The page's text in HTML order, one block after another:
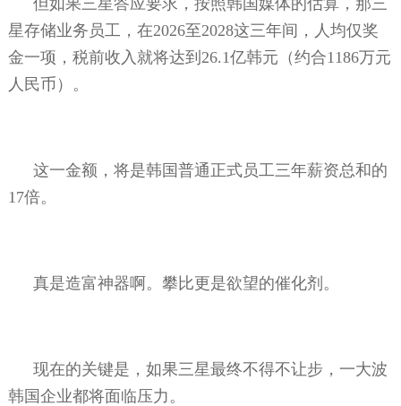
星存储业务员工，在2026至2028这三年间，人均仅奖
金一项，税前收入就将达到 26.1亿韩元（约合1186万元
人民币）。
这一金额，将是韩国普通正式员工三年薪资总和的
17倍。
真是造富神器啊。攀比更是欲望的催化剂。
现在的关键是，如果三星最终不得不让步，一大波
韩国企业都将面临压力。